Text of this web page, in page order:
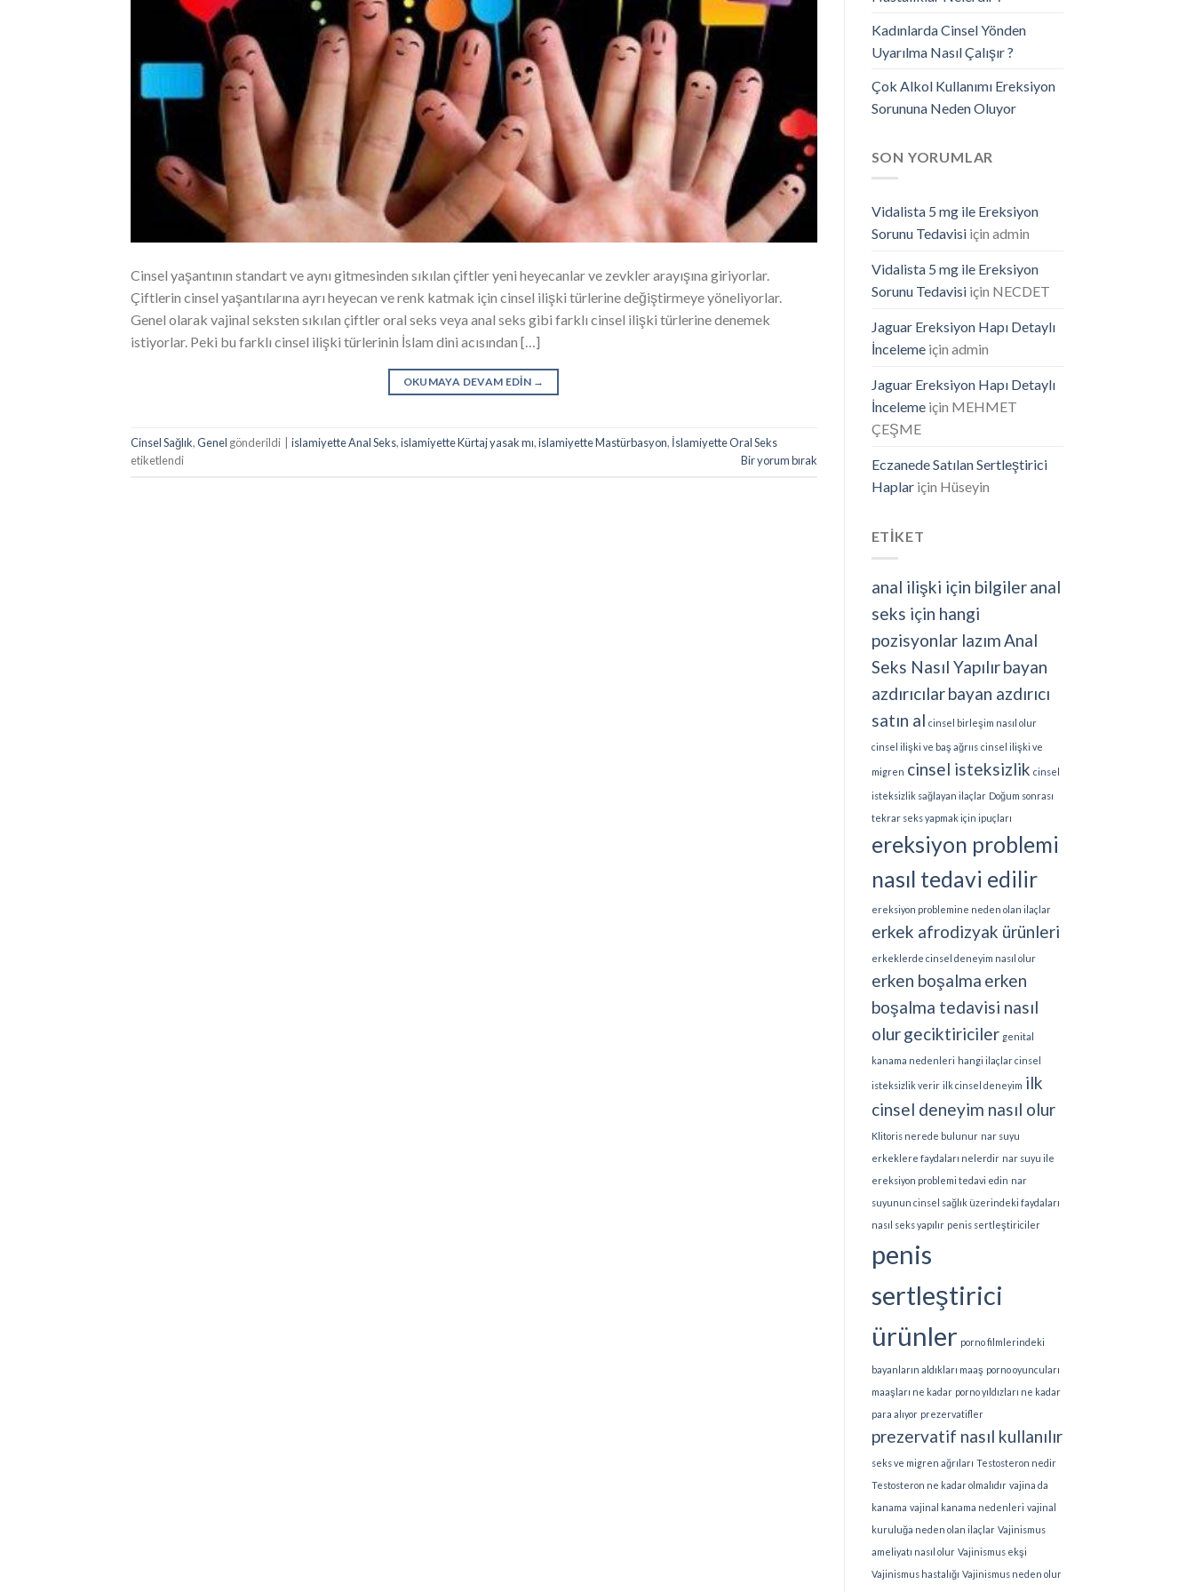
Cinsel yaşantının standart ve aynı gitmesinden sıkılan çiftler yeni heyecanlar ve zevkler arayışına giriyorlar.
Çiftlerin cinsel yaşantılarına ayrı heyecan ve renk katmak için cinsel ilişki türlerine değiştirmeye yöneliyorlar.
Genel olarak vajinal seksten sıkılan çiftler oral seks veya anal seks gibi farklı cinsel ilişki türlerine denemek
istiyorlar. Peki bu farklı cinsel ilişki türlerinin İslam dini acısından […]
OKUMAYA DEVAM EDIN →
Cinsel Sağlık,Genel gönderildi islamiyette Anal Seks,islamiyette Kürtaj yasak mı,islamiyette Mastürbasyon, İslamiyette Oral Seks
etiketlendi
Bir yorum bırak
Kadınlarda Cinsel Yönden
Uyarılma Nasıl Çalışır ?
Çok Alkol Kullanımı Ereksiyon
Sorununa Neden Oluyor
SON YORUMLAR
Vidalista 5 mg ile Ereksiyon
Sorunu Tedavisiiçin admin
Vidalista 5 mg ile Ereksiyon
Sorunu Tedavisiiçin NECDET
Jaguar Ereksiyon Hapı Detaylı
İncelemeiçin admin
Jaguar Ereksiyon Hapı Detaylı
İncelemeiçin MEHMET
ÇEŞME
Eczanede Satılan Sertleştirici
Haplariçin Hüseyin
ETİKET
anal ilişki için bilgileranal
seks için hangi
pozisyonlar lazımAnal
Seks Nasıl Yapılırbayan
azdırıcılarbayan azdırıcı
satın al cinsel birleşim nasıl olur
cinsel ilişki ve baş ağrııs cinsel ilişki ve
migren cinsel isteksizlik cinsel
isteksizlik sağlayan ilaçlar Doğum sonrası
tekrar seks yapmak için ipuçları
ereksiyon problemi
nasıl tedavi edilir
ereksiyon problemine neden olan ilaçlar
erkek afrodizyak ürünleri
erkeklerde cinsel deneyim nasıl olur
erken boşalma erken
boşalma tedavisi nasıl
olurgeciktiriciler genital
kanama nedenleri hangi ilaçlar cinsel
isteksizlik verir ilk cinsel deneyim ilk
cinsel deneyim nasıl olur
Klitoris nerede bulunur nar suyu
erkeklere faydaları nelerdir nar suyu ile
ereksiyon problemi tedavi edin nar
suyunun cinsel sağlık üzerindeki faydaları
nasıl seks yapılır penis sertleştiriciler
penis
sertleştirici
ürünler porno filmlerindeki
bayanların aldıkları maaş porno oyuncuları
maaşları ne kadar porno yıldızları ne kadar
para alıyor prezervatifler
prezervatif nasıl kullanılır
seks ve migren ağrıları Testosteron nedir
Testosteron ne kadar olmalıdır vajina da
kanama vajinal kanama nedenleri vajinal
kuruluğa neden olan ilaçlar Vajinismus
ameliyatı nasıl olur Vajinismus ekşi
Vajinismus hastalığı Vajinismus neden olur